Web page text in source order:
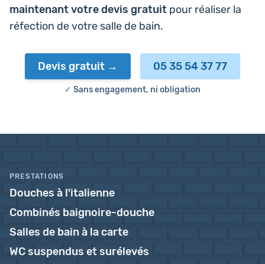
main­te­nant votre devis gratuit pour réa­li­ser la
réfec­tion de votre salle de bain.
Devis gratuit 05 35 54 37 77
✓ Sans engagement, ni obligation
PRESTATIONS
Douches à l'italienne
Combinés baignoire-douche
Salles de bain à la carte
WC suspendus et surélevés